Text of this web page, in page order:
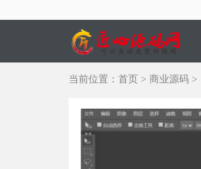
当前位置： 首页 > 商业源码 >